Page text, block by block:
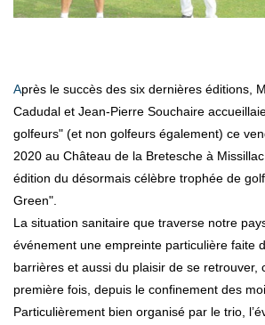
Après le succès des six dernières éditions, Marc Bonjour, Bruno
Cadudal et Jean-Pierre Souchaire
golfeurs" (et non golfeurs également) ce
2020 au Château de la Bretesche à
édition du désormais célèbre trophée de
Green".
La situation sanitaire que traverse notre
événement une empreinte particulière faite
barrières et aussi du plaisir de se retrouver,
première fois, depuis le confinement des
Particulièrement bien organisé par le trio,